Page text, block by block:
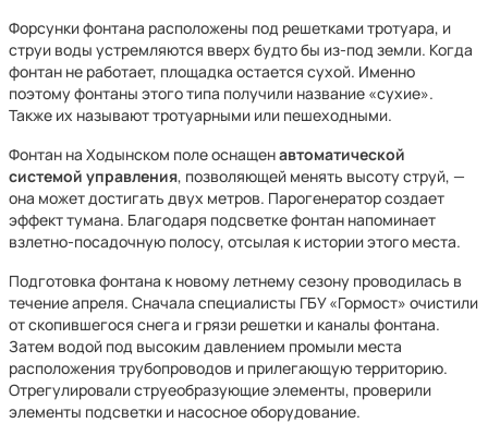
Форсунки фонтана расположены под решетками тротуара, и
струи воды устремляются вверх будто бы из-под земли. Когда
фонтан не работает, площадка остается сухой. Именно
поэтому фонтаны этого типа получили название «сухие».
Также их называют тротуарными или пешеходными.
Фонтан на Ходынском поле оснащенавтоматической
системой управления, позволяющей менять высоту струй, —
она может достигать двух метров. Парогенератор создает
эффект тумана. Благодаря подсветке фонтан напоминает
взлетно-посадочную полосу, отсылая к истории этого места.
Подготовка фонтана к новому летнему сезону проводилась в
течение апреля. Сначала специалисты ГБУ «Гормост» очистили
от скопившегося снега и грязи решетки и каналы фонтана.
Затем водой под высоким давлением промыли места
расположения трубопроводов и прилегающую территорию.
Отрегулировали струеобразующие элементы, проверили
элементы подсветки и насосное оборудование.